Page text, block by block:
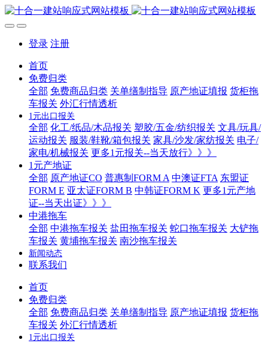
登录 注册
首页
免费归类
全部 免费商品归类 关单缮制指导 原产地证填报 货柜拖
车报关 外汇行情透析
1元出口报关
全部 化工/纸品/木品报关 塑胶/五金/纺织报关 文具/玩具/
运动报关 服装/鞋靴/箱包报关 家具/沙发/家纺报关 电子/
家电/机械报关 更多1元报关--当天放行》》》
1元产地证
全部 原产地证CO 普惠制FORM A 中澳证FTA 东盟证
FORM E 亚太证FORM B 中韩证FORM K 更多1元产地
证--当天出证》》》
中港拖车
全部 中港拖车报关 盐田拖车报关 蛇口拖车报关 大铲拖
车报关 黄埔拖车报关 南沙拖车报关
新闻动态
联系我们
首页
免费归类
全部 免费商品归类 关单缮制指导 原产地证填报 货柜拖
车报关 外汇行情透析
1元出口报关